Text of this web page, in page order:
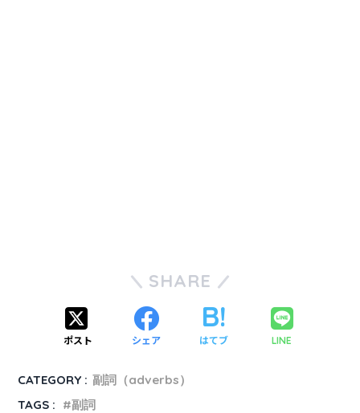
SHARE
ポスト シェア はてブ LINE
CATEGORY : 副詞（adverbs）
TAGS :
副詞